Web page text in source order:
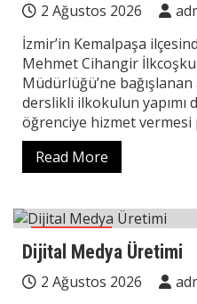
2 Ağustos 2026
İzmir’in Kemalpaşa
Mehmet Cihangir
Müdürlüğü’ne
derslikli ilkokulun yapımı
öğrenciye hizmet
Read More
Teknoloji
Dijital Medya Üretimi
2 Ağustos 2026